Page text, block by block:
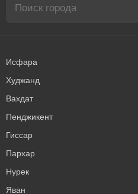
Исфара
Худжанд
Вахдат
Пенджикент
Гиссар
Пархар
Нурек
Яван